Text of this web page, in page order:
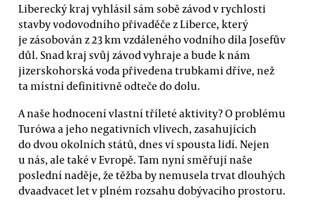
Liberecký kraj vyhlásil sám sobě závod v rychlosti
stavby vodovodního přivaděče z Liberce, který
je zásobován z 23 km vzdáleného vodního díla Josefův
důl. Snad kraj svůj závod vyhraje a bude k nám
jizerskohorská voda přivedena trubkami dříve, než
ta místní definitivně odteče do dolu.
A naše hodnocení vlastní tříleté aktivity? O problému
Turówa a jeho negativních vlivech, zasahujících
do dvou okolních států, dnes ví spousta lidí. Nejen
u nás, ale také v Evropě. Tam nyní směřují naše
poslední naděje, že těžba by nemusela trvat dlouhých
dvaadvacet let v plném rozsahu dobývacího prostoru.